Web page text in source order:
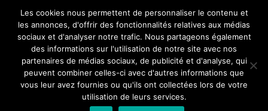
Copyright © 2026.
Les cookies nous permettent de personnaliser le contenu et
les annonces, d'offrir des fonctionnalités relatives aux médias
sociaux et d'analyser notre trafic. Nous partageons également
des informations sur l'utilisation de notre site avec nos
partenaires de médias sociaux, de publicité et d'analyse, qui
peuvent combiner celles-ci avec d'autres informations que
vous leur avez fournies ou qu'ils ont collectées lors de votre
utilisation de leurs services.